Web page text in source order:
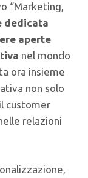
“Marketing,
dedicata
aperte
nel mondo
ora insieme
non solo
customer
relazioni